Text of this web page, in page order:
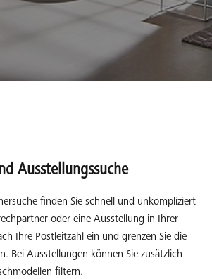
Ausstellungssuche
finden Sie schnell und unkompliziert
oder eine Ausstellung in Ihrer
Ihre Postleitzahl ein und grenzen Sie die
Bei Ausstellungen können Sie zusätzlich
filtern.